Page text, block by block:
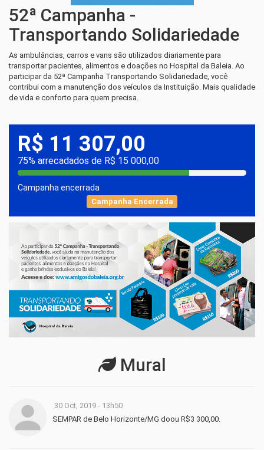
52ª Campanha -
Transportando Solidariedade
As ambulâncias, carros e vans são utilizados diariamente para
transportar pacientes, alimentos e doações no Hospital da Baleia. Ao
participar da 52ª Campanha Transportando Solidariedade, você
contribui com a manutenção dos veículos da Instituição. Mais qualidade
de vida e conforto para quem precisa.
R$ 11 307,00
75% arrecadados de R$ 15 000,00
Campanha encerrada
Campanha Encerrada
Mural
30 Oct, 2019 - 13h50
SEMPAR de Belo Horizonte/MG doou R$3 300,00.